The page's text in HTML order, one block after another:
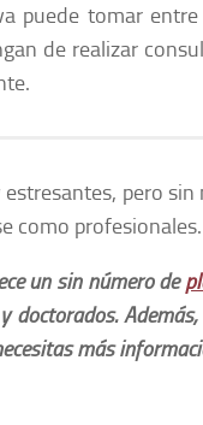
puede tomar
de realizar
pero
como profesionales.
un sin número de
más